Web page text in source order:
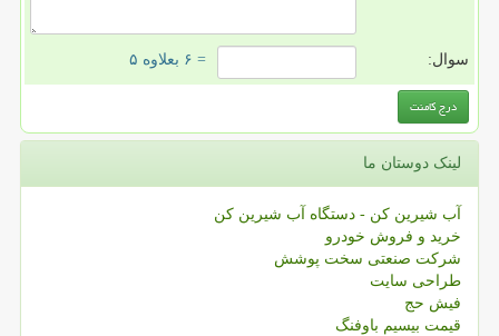
سوال: = ۶ بعلاوه ۵
لینک دوستان ما
آب شیرین کن - دستگاه آب شیرین کن
خرید و فروش خودرو
شرکت صنعتی سخت پوشش
طراحی سایت
فیش حج
قیمت بیسیم باوفنگ